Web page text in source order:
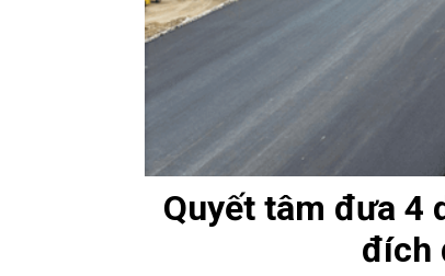
Quyết tâm đưa 4
đích